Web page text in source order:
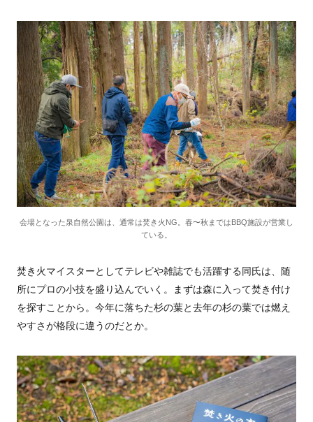
会場となった泉自然公園は、通常は焚き火NG。春〜秋まではBBQ施設が営業し
ている。
焚き火マイスターとしてテレビや雑誌でも活躍する同氏は、随
所にプロの小技を盛り込んでいく。まずは森に入って焚き付け
を探すことから。今年に落ちた杉の葉と去年の杉の葉では燃え
やすさが格段に違うのだとか。